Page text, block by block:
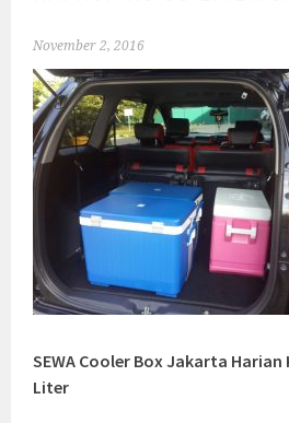
November 2, 2016
SEWA Cooler Box Jakarta Harian
Liter